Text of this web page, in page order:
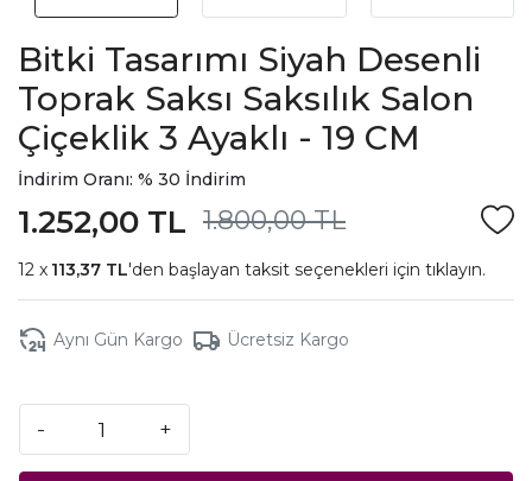
Bitki Tasarımı Siyah Desenli
Toprak Saksı Saksılık Salon
Çiçeklik 3 Ayaklı - 19 CM
İndirim Oranı: % 30 İndirim
1.800,00 TL
1.252,00 TL
113,37 TL'den başlayan taksit seçenekleri için tıklayın.
Aynı Gün Kargo Ücretsiz Kargo
- +